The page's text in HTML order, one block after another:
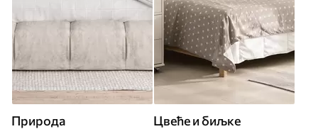
Природа Цвеће и биљке